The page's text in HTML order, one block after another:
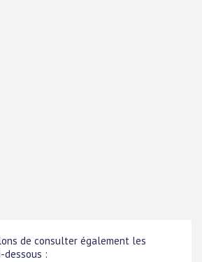
de consulter également les
dessous :